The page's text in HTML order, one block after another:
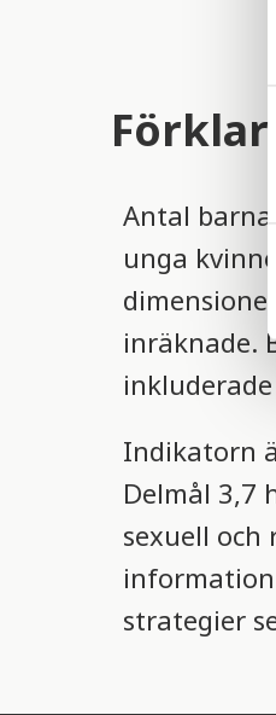
o
e
t
e
l
e
t
Antal
unga
inräknade.
Indikatorn
Delmål 3,7
sexuell
strategier